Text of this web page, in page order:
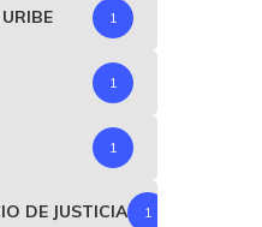
1
1
1
DE JUSTICIA 1